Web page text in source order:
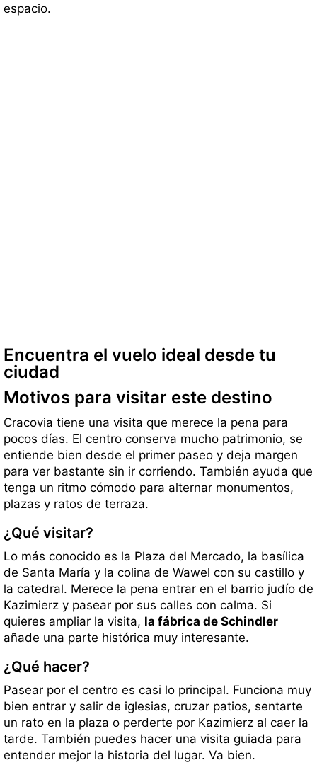
espacio.
Encuentra el vuelo ideal desde tu
ciudad
Motivos para visitar este destino
Cracovia tiene una visita que merece la pena para
pocos días. El centro conserva mucho patrimonio, se
entiende bien desde el primer paseo y deja margen
para ver bastante sin ir corriendo. También ayuda que
tenga un ritmo cómodo para alternar monumentos,
plazas y ratos de terraza.
¿Qué visitar?
Lo más conocido es la Plaza del Mercado, la basílica
de Santa María y la colina de Wawel con su castillo y
la catedral. Merece la pena entrar en el barrio judío de
Kazimierz y pasear por sus calles con calma. Si
quieres ampliar la visita, la fábrica de Schindler
añade una parte histórica muy interesante.
¿Qué hacer?
Pasear por el centro es casi lo principal. Funciona muy
bien entrar y salir de iglesias, cruzar patios, sentarte
un rato en la plaza o perderte por Kazimierz al caer la
tarde. También puedes hacer una visita guiada para
entender mejor la historia del lugar. Va bien.